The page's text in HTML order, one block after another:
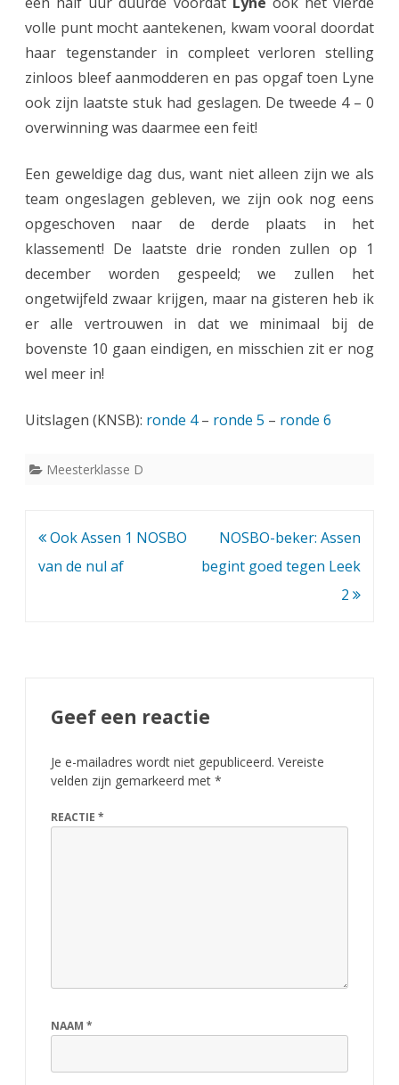
volle punt mocht aantekenen, kwam vooral doordat
haar tegenstander in compleet verloren stelling
zinloos bleef aanmodderen en pas opgaf toen Lyne
ook zijn laatste stuk had geslagen. De tweede 4 – 0
overwinning was daarmee een feit!
Een geweldige dag dus, want niet alleen zijn we als
team ongeslagen gebleven, we zijn ook nog eens
opgeschoven naar de derde plaats in het
klassement! De laatste drie ronden zullen op 1
december worden gespeeld; we zullen het
ongetwijfeld zwaar krijgen, maar na gisteren heb ik
er alle vertrouwen in dat we minimaal bij de
bovenste 10 gaan eindigen, en misschien zit er nog
wel meer in!
Uitslagen (KNSB): ronde 4– ronde 5 – ronde 6
Meesterklasse D
Bericht
navigatie
Ook Assen 1 NOSBO
van de nul af
NOSBO-beker: Assen
begint goed tegen Leek
2
Geef een reactie
Je e-mailadres wordt niet gepubliceerd. Vereiste
velden zijn gemarkeerd met *
REACTIE *
NAAM *